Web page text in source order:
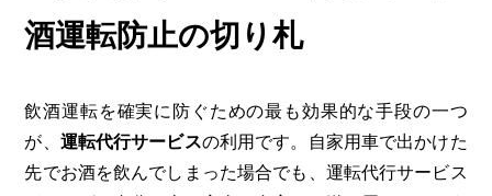
酒運転防止の切り札
飲酒運転を確実に防ぐための最も効果的な手段の一つ
が、 運転代行サービスの利用です。自家用車で出かけた
先でお酒を飲んでしまった場合でも、運転代行サービス